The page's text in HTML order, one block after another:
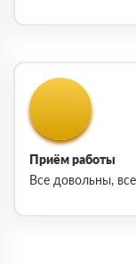
Приём работы
Все довольны,